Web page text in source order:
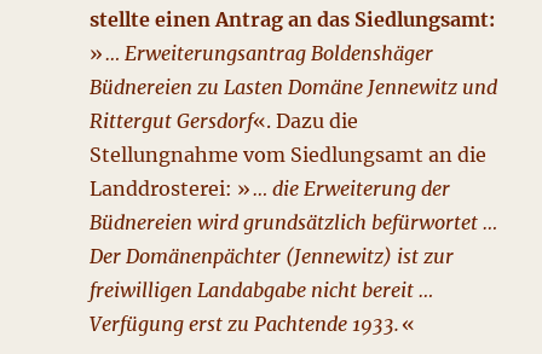
stellte einen Antrag an das Siedlungsamt:
»… Erweiterungsantrag Boldenshäger
Büdnereien zu Lasten Domäne Jennewitz und
Rittergut Gersdorf«. Dazu die
Stellungnahme vom Siedlungsamt an die
Landdrosterei: »… die Erweiterung der
Büdnereien wird grundsätzlich befürwortet …
Der Domänenpächter (Jennewitz) ist zur
freiwilligen Landabgabe nicht bereit …
Verfügung erst zu Pachtende 1933. «